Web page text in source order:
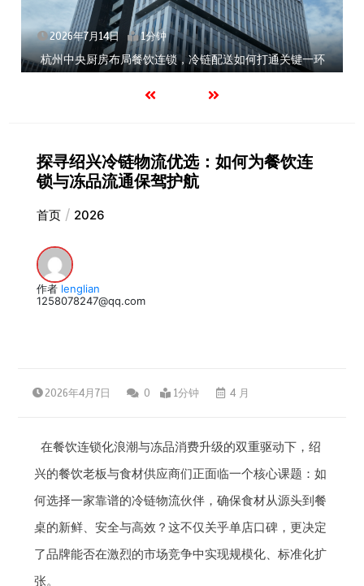
2026年7月14日 1分钟
杭州中央厨房布局餐饮连锁，冷链配送如何打通关键一环
探寻绍兴冷链物流优选：如何为餐饮连
锁与冻品流通保驾护航
首页 2026
作者 lenglian
1258078247@qq.com
2026年4月7日 0 1分钟 4 月
在餐饮连锁化浪潮与冻品消费升级的双重驱动下，绍
兴的餐饮老板与食材供应商们正面临一个核心课题：如
何选择一家靠谱的冷链物流伙伴，确保食材从源头到餐
桌的新鲜、安全与高效？这不仅关乎单店口碑，更决定
了品牌能否在激烈的市场竞争中实现规模化、标准化扩
张。